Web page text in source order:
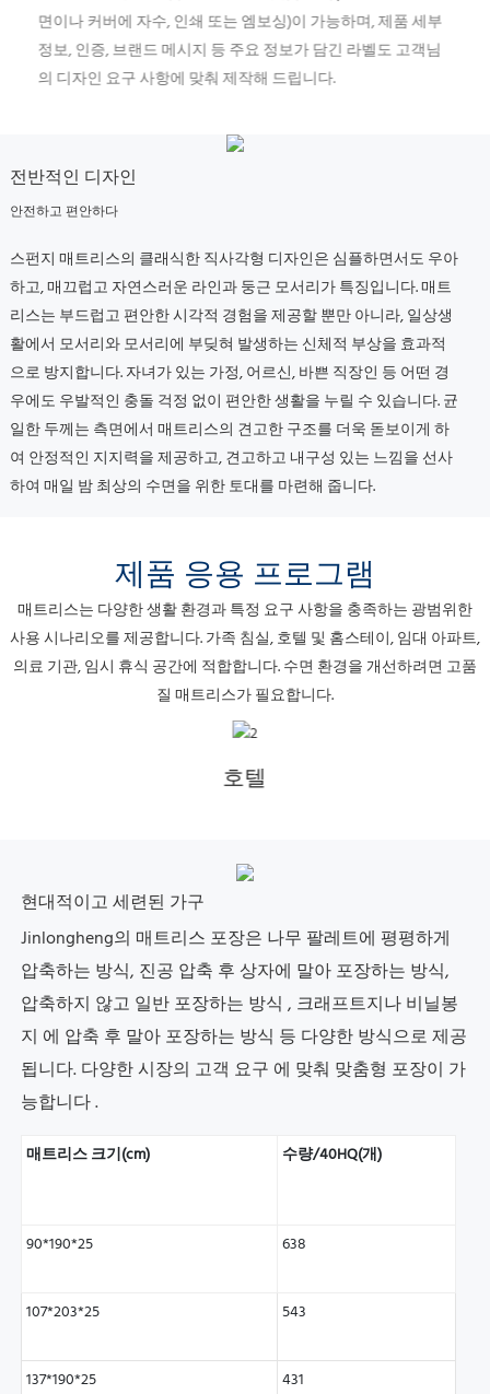
면이나 커버에 자수, 인쇄 또는 엠보싱)이 가능하며, 제품 세부
정보, 인증, 브랜드 메시지 등 주요 정보가 담긴 라벨도 고객님
의 디자인 요구 사항에 맞춰 제작해 드립니다.
전반적인 디자인
안전하고 편안하다
스펀지 매트리스의 클래식한 직사각형 디자인은 심플하면서도 우아
하고, 매끄럽고 자연스러운 라인과 둥근 모서리가 특징입니다.매트
리스는 부드럽고 편안한 시각적 경험을 제공할 뿐만 아니라, 일상생
활에서 모서리와 모서리에 부딪혀 발생하는 신체적 부상을 효과적
으로 방지합니다.자녀가 있는 가정, 어르신, 바쁜 직장인 등 어떤 경
우에도 우발적인 충돌 걱정 없이 편안한 생활을 누릴 수 있습니다.균
일한 두께는 측면에서 매트리스의 견고한 구조를 더욱 돋보이게 하
여 안정적인 지지력을 제공하고, 견고하고 내구성 있는 느낌을 선사
하여 매일 밤 최상의 수면을 위한 토대를 마련해 줍니다.
제품 응용 프로그램
매트리스는 다양한 생활 환경과 특정 요구 사항을 충족하는 광범위한
사용 시나리오를 제공합니다. 가족 침실, 호텔 및 홈스테이, 임대 아파트,
의료 기관, 임시 휴식 공간에 적합합니다.수면 환경을 개선하려면 고품
질 매트리스가 필요합니다.
호텔
현대적이고 세련된 가구
Jinlongheng의 매트리스 포장은 나무 팔레트에 평평하게
압축하는 방식, 진공 압축 후 상자에 말아 포장하는 방식,
압축하지 않고 일반 포장하는 방식 , 크래프트지나 비닐봉
지 에 압축 후 말아 포장하는 방식 등 다양한 방식으로 제공
됩니다. 다양한 시장의 고객 요구 에 맞춰 맞춤형 포장이 가
능합니다.
매트리스 크기(cm) 수량/40HQ(개)
90*190*25 638
107*203*25 543
137*190*25 431